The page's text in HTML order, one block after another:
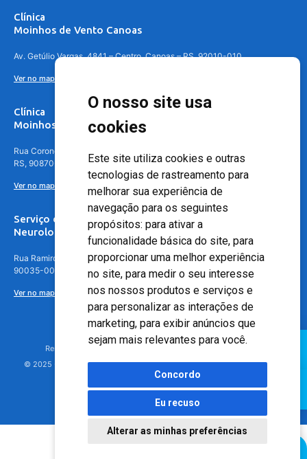
O nosso site usa
cookies
Este site utiliza cookies e outras
tecnologias de rastreamento para
melhorar sua experiência de
navegação para os seguintes
propósitos: para ativar a
funcionalidade básica do site, para
proporcionar uma melhor experiência
no site, para medir o seu interesse
nos nossos produtos e serviços e
para personalizar as interações de
marketing, para exibir anúncios que
sejam mais relevantes para você.
Concordo
Eu recuso
Alterar as minhas preferências
Clínica
Moinhos de Vento Canoas
Av. Getúlio Vargas, 4841 – Centro, Canoas – RS, 92010-010
Ver no mapa
Clínica
Moinhos de Vento - Teresópolis
Rua Coronel Aparício Borges, 250 - 3º andar - Teresópolis, Porto Alegre -
RS, 90870-016
Ver no mapa
Serviço de
Neurologia
Rua Ramiro Barcelos, 630 – 5º andar – Floresta, Porto Alegre – RS,
90035-001
Ver no mapa
Responsável Técnico: Dr. Luiz Antonio Nasi - CREMERS 11217
© 2025 - Hospital Moinhos de Vento - Registro Empresa (CRM-RS): 425